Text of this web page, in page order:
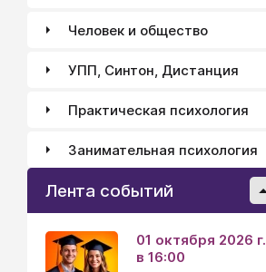
Человек и общество
УПП, Синтон, Дистанция
Практическая психология
Занимательная психология
Лента событий
01 октября 2026 г.
в 16:00